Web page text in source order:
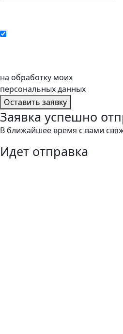
на обработку моих
персональных данных
Оставить заявку
Заявка успешно
В ближайшее время с вами
Идет отправка